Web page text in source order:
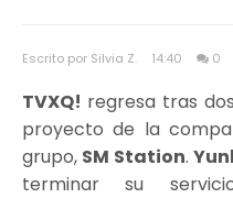
Escrito por Silvia Z. 14:40 0
TVXQ! regresa tras
proyecto de la
grupo, SM Station.
terminar su